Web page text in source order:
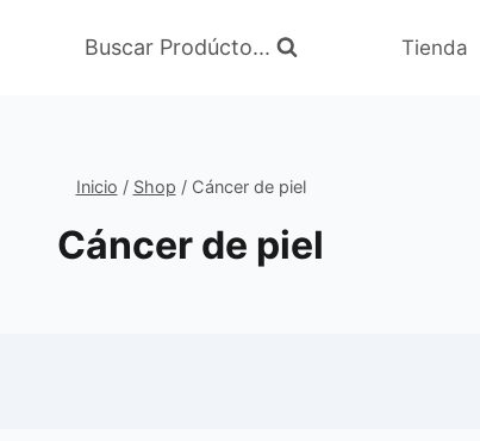
Buscar Prodúcto... Tienda
Inicio / Shop / Cáncer de piel
Cáncer de piel